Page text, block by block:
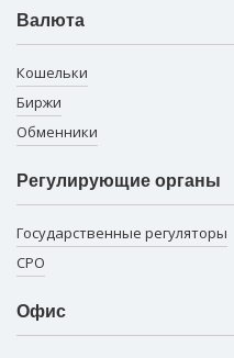
Валюта
Кошельки
Биржи
Обменники
Регулирующие органы
Государственные регуляторы
СРО
Офис